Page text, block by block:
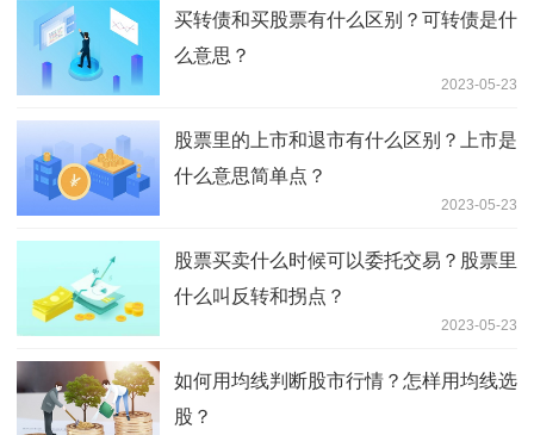
买转债和买股票有什么区别？可转债是什
么意思？
2023-05-23
股票里的上市和退市有什么区别？上市是
什么意思简单点？
2023-05-23
股票买卖什么时候可以委托交易？股票里
什么叫反转和拐点？
2023-05-23
如何用均线判断股市行情？怎样用均线选
股？